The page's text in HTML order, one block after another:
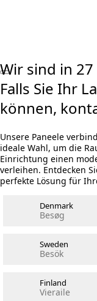
Wir sind in
Falls Sie Ihr
können,
Unsere Paneele
ideale Wahl, um die
Einrichtung einen
verleihen. Entdecken
perfekte Lösung für
Denmark
Besøg
Sweden
Besök
Finland
Vieraile